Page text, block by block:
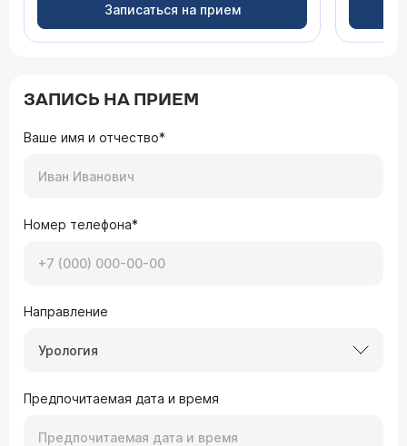
Записаться на прием
ЗАПИСЬ НА ПРИЕМ
Ваше имя и отчество*
Номер телефона*
Направление
Урология
Предпочитаемая дата и время